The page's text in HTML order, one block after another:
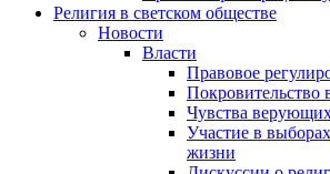
Религия в светском обществе
Новости
Власти
Правовое
Покровительство
Чувства
Участие в
жизни